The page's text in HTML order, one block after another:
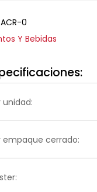
0
Y Bebidas
unidad:
empaque cerrado: